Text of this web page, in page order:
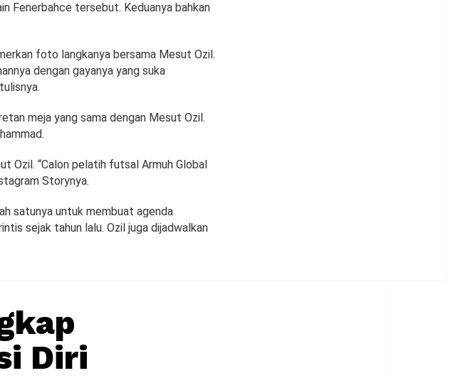
Fenerbahce tersebut. Keduanya bahkan
foto langkanya bersama Mesut Ozil.
dengan gayanya yang suka
meja yang sama dengan Mesut Ozil.
Ozil. “Calon pelatih futsal Armuh Global
Storynya.
satunya untuk membuat agenda
sejak tahun lalu. Ozil juga dijadwalkan
Diri